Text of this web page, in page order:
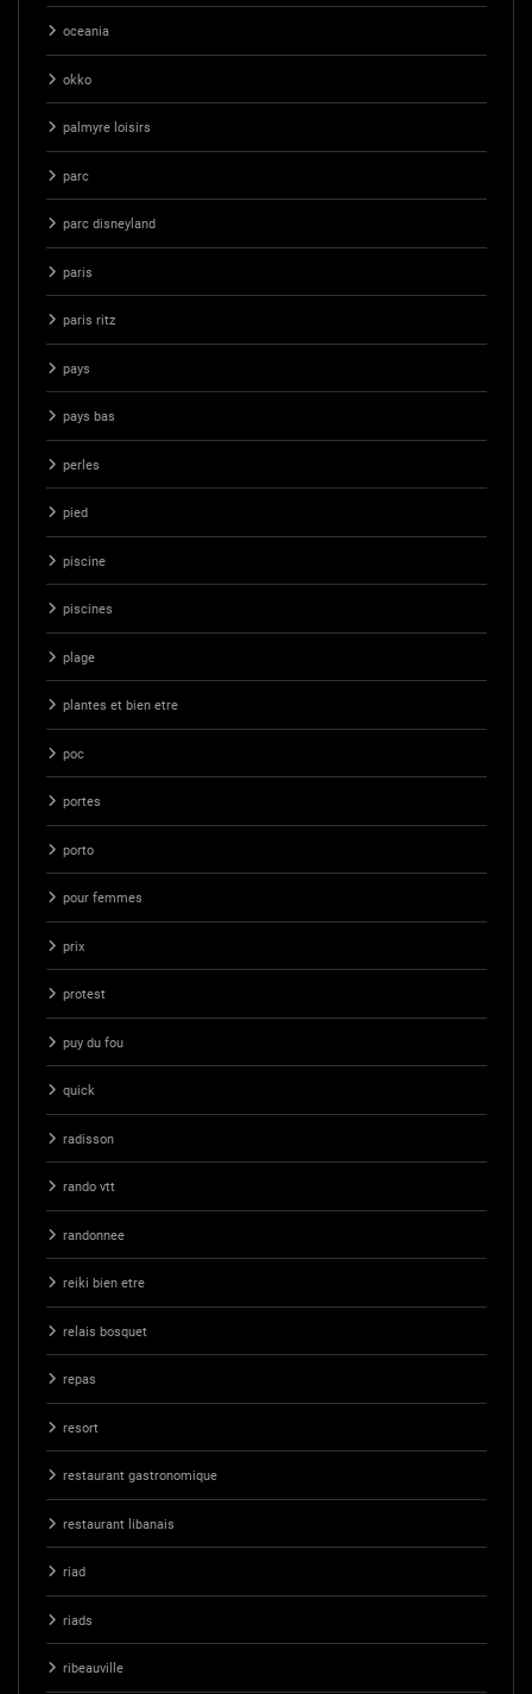
oceania
okko
palmyre loisirs
parc
parc disneyland
paris
paris ritz
pays
pays bas
perles
pied
piscine
piscines
plage
plantes et bien etre
poc
portes
porto
pour femmes
prix
protest
puy du fou
quick
radisson
rando vtt
randonnee
reiki bien etre
relais bosquet
repas
resort
restaurant gastronomique
restaurant libanais
riad
riads
ribeauville